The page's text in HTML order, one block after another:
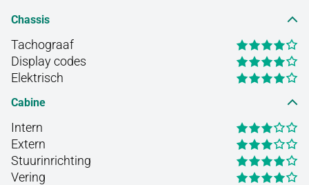
Chassis
Tachograaf
Display codes
Elektrisch
Cabine
Intern
Extern
Stuurinrichting
Vering